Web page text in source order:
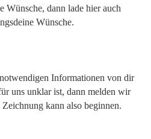
Wünsche, dann lade hier auch
Wünsche.
Informationen von dir
uns unklar ist, dann melden wir
kann also beginnen.